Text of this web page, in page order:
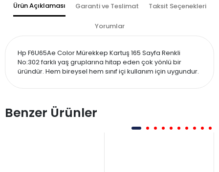
Ürün Açıklaması Garanti ve Teslimat Taksit Seçenekleri
Yorumlar
Hp F6U65Ae Color Mürekkep Kartuş 165 Sayfa Renkli
No:302 farklı yaş gruplarına hitap eden çok yönlü bir
üründür. Hem bireysel hem sınıf içi kullanım için uygundur.
Benzer Ürünler